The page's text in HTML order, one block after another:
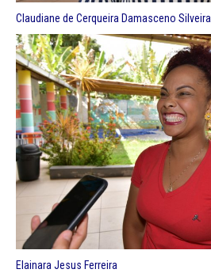
Claudiane de Cerqueira Damasceno Silveira
Elainara Jesus Ferreira